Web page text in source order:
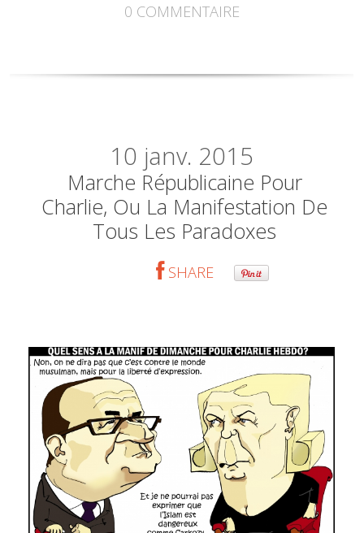
0 COMMENTAIRE
10 janv. 2015
Marche Républicaine Pour
Charlie, Ou La Manifestation De
Tous Les Paradoxes
SHARE